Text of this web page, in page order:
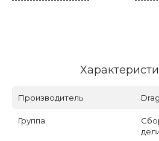
Производитель
Группа